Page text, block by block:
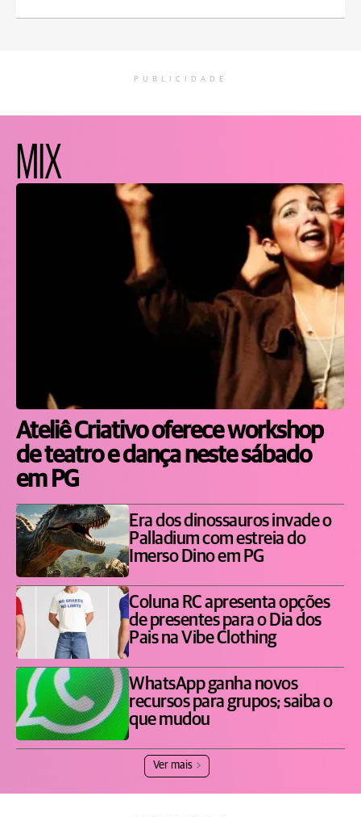
PUBLICIDADE
MIX
Ateliê Criativo oferece workshop
de teatro e dança neste sábado
em PG
Era dos dinossauros invade o
Palladium com estreia do
Imerso Dino em PG
Coluna RC apresenta opções
de presentes para o Dia dos
Pais na Vibe Clothing
WhatsApp ganha novos
recursos para grupos; saiba o
que mudou
Ver mais